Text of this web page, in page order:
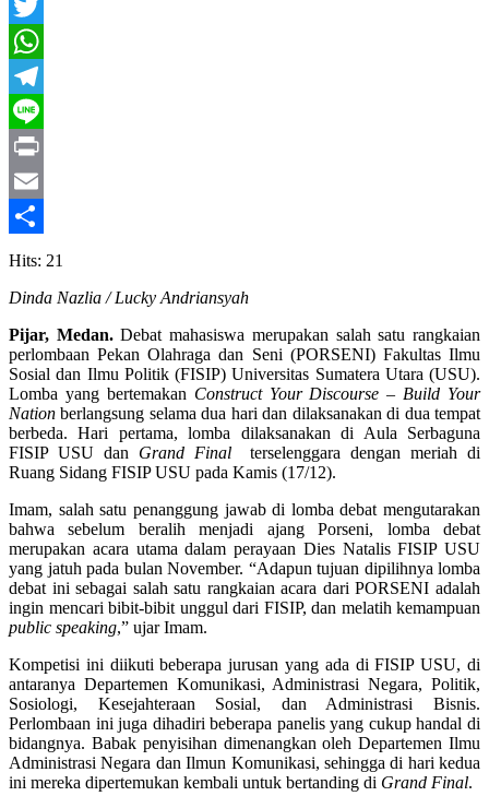
Facebook
Twitter
WhatsApp
Telegram
Line
Print
Email
Share
Hits: 21
Dinda Nazlia / Lucky Andriansyah
Pijar, Medan.Debat mahasiswa merupakan salah satu rangkaian
perlombaan Pekan Olahraga dan Seni (PORSENI) Fakultas Ilmu
Sosial dan Ilmu Politik (FISIP) Universitas Sumatera Utara (USU).
Lomba yang bertemakan Construct Your Discourse – Build Your
Nation berlangsung selama dua hari dan dilaksanakan di dua tempat
berbeda. Hari pertama, lomba dilaksanakan di Aula Serbaguna
FISIP USU dan Grand Finalterselenggara dengan meriah di
Ruang Sidang FISIP USU pada Kamis (17/12).
Imam, salah satu penanggung jawab di lomba debat mengutarakan
bahwa sebelum beralih menjadi ajang Porseni, lomba debat
merupakan acara utama dalam perayaan Dies Natalis FISIP USU
yang jatuh pada bulan November. “Adapun tujuan dipilihnya lomba
debat ini sebagai salah satu rangkaian acara dari PORSENI adalah
ingin mencari bibit-bibit unggul dari FISIP, dan melatih kemampuan
public speaking,” ujar Imam.
Kompetisi ini diikuti beberapa jurusan yang ada di FISIP USU, di
antaranya Departemen Komunikasi, Administrasi Negara, Politik,
Sosiologi, Kesejahteraan Sosial, dan Administrasi Bisnis.
Perlombaan ini juga dihadiri beberapa panelis yang cukup handal di
bidangnya. Babak penyisihan dimenangkan oleh Departemen Ilmu
Administrasi Negara dan Ilmun Komunikasi, sehingga di hari kedua
ini mereka dipertemukan kembali untuk bertanding di Grand Final.